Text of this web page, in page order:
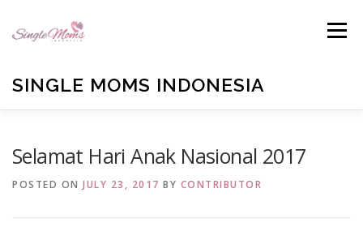
content
SINGLE MOMS INDONESIA
Menu
Selamat Hari Anak Nasional 2017
POSTED ON JULY 23, 2017 BY CONTRIBUTOR